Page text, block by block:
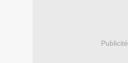
Publicité